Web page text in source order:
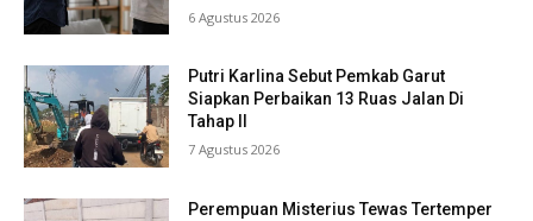
6 Agustus 2026
Putri Karlina Sebut Pemkab Garut
Siapkan Perbaikan 13 Ruas Jalan Di
Tahap II
7 Agustus 2026
Perempuan Misterius Tewas Tertemper